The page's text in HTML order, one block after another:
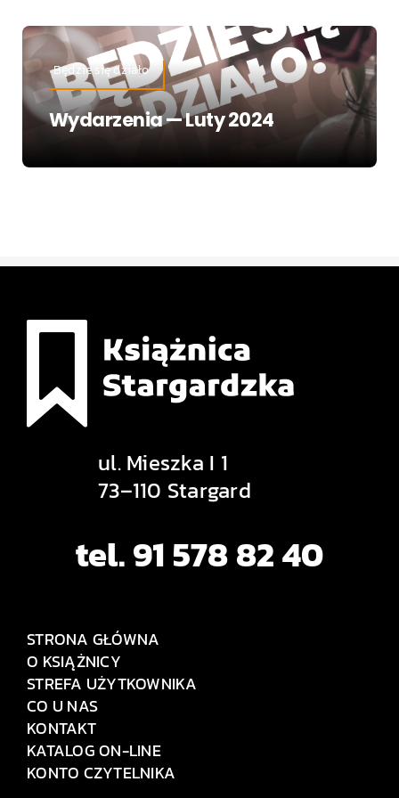
Będzie się działo
Wydarzenia — Luty 2024
ul. Mieszka I 1
73–110 Stargard
tel. 91 578 82 40
STRONA GŁÓWNA
O KSIĄŻNICY
STREFA UŻYTKOWNIKA
CO U NAS
KONTAKT
KATALOG ON-LINE
KONTO CZYTELNIKA